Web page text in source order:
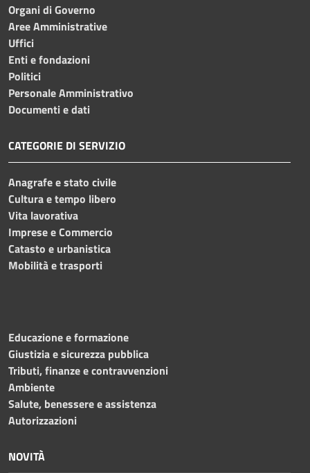
Organi di Governo
Aree Amministrative
Uffici
Enti e fondazioni
Politici
Personale Amministrativo
Documenti e dati
CATEGORIE DI SERVIZIO
Anagrafe e stato civile
Cultura e tempo libero
Vita lavorativa
Imprese e Commercio
Catasto e urbanistica
Mobilità e trasporti
Educazione e formazione
Giustizia e sicurezza pubblica
Tributi, finanze e contravvenzioni
Ambiente
Salute, benessere e assistenza
Autorizzazioni
NOVITÀ